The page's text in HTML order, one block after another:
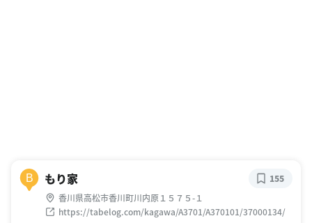
B もり家
香川県高松市香川町川内原１５７５-１
https://tabelog.com/kagawa/A3701/A370101/37000134/
155